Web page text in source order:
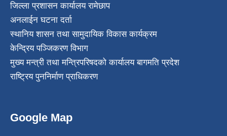
जिल्ला प्रशासन कार्यालय रामेछाप
अनलाईन घटना दर्ता
स्थानिय शासन तथा सामुदायिक विकास कार्यक्रम
केन्द्रिय पञ्जिकरण विभाग
मुख्य मन्त्री तथा मन्त्रिपरिषदको कार्यालय बागमति प्रदेश
राष्ट्रिय पुननिर्माण प्राधिकरण
Google Map